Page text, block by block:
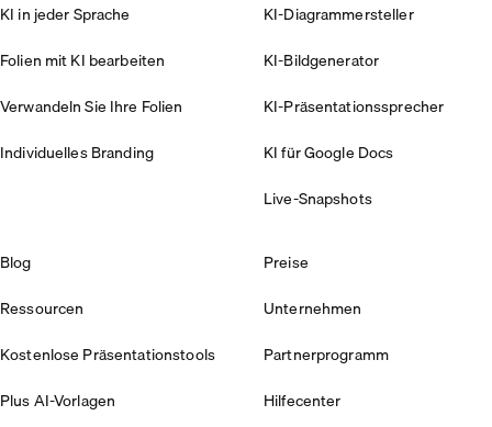
KI in jeder Sprache
Folien mit KI bearbeiten
Verwandeln Sie Ihre Folien
Individuelles Branding
KI-Diagrammersteller
KI-Bildgenerator
KI-Präsentationssprecher
KI für Google Docs
Live-Snapshots
Blog
Ressourcen
Kostenlose Präsentationstools
Plus AI-Vorlagen
Preise
Unternehmen
Partnerprogramm
Hilfecenter